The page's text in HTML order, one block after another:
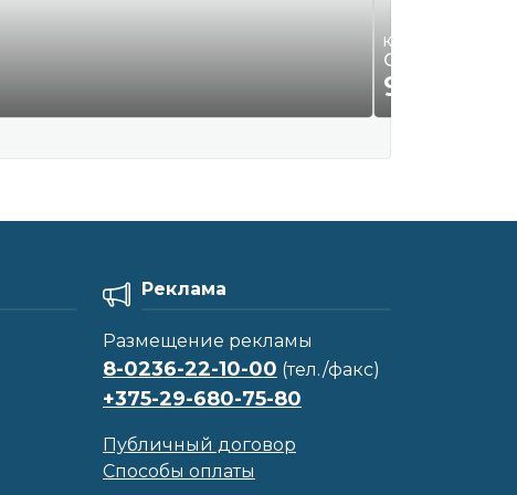
Квартиры, комнаты
Сдам 3-х
930
Реклама
Размещение рекламы
8-0236-22-10-00 (тел./факс)
+375-29-680-75-80
Публичный договор
Способы оплаты